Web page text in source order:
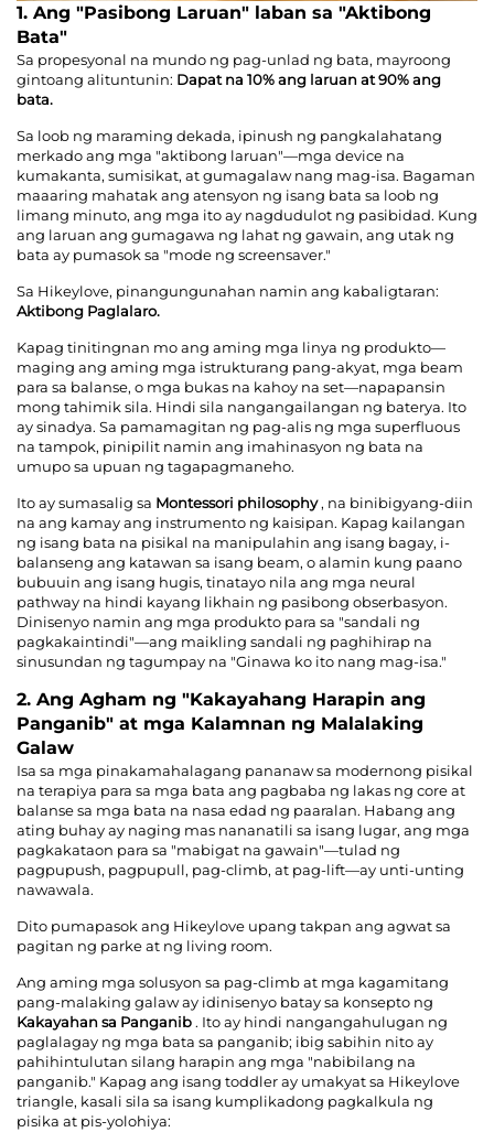
1. Ang "Pasibong Laruan" laban sa "Aktibong
Bata"
Sa propesyonal na mundo ng pag-unlad ng bata, mayroong
gintoang alituntunin: Dapat na 10% ang laruan at 90% ang
bata.
Sa loob ng maraming dekada, ipinush ng pangkalahatang
merkado ang mga "aktibong laruan"—mga device na
kumakanta, sumisikat, at gumagalaw nang mag-isa. Bagaman
maaaring mahatak ang atensyon ng isang bata sa loob ng
limang minuto, ang mga ito ay nagdudulot ng pasibidad. Kung
ang laruan ang gumagawa ng lahat ng gawain, ang utak ng
bata ay pumasok sa "mode ng screensaver."
Sa Hikeylove, pinangungunahan namin ang kabaligtaran:
Aktibong Paglalaro.
Kapag tinitingnan mo ang aming mga linya ng produkto—
maging ang aming mga istrukturang pang-akyat, mga beam
para sa balanse, o mga bukas na kahoy na set—napapansin
mong tahimik sila. Hindi sila nangangailangan ng baterya. Ito
ay sinadya. Sa pamamagitan ng pag-alis ng mga superfluous
na tampok, pinipilit namin ang imahinasyon ng bata na
umupo sa upuan ng tagapagmaneho.
Ito ay sumasalig sa Montessori philosophy, na binibigyang-diin
na ang kamay ang instrumento ng kaisipan. Kapag kailangan
ng isang bata na pisikal na manipulahin ang isang bagay, i-
balanseng ang katawan sa isang beam, o alamin kung paano
bubuuin ang isang hugis, tinatayo nila ang mga neural
pathway na hindi kayang likhain ng pasibong obserbasyon.
Dinisenyo namin ang mga produkto para sa "sandali ng
pagkakaintindi"—ang maikling sandali ng paghihirap na
sinusundan ng tagumpay na "Ginawa ko ito nang mag-isa."
2. Ang Agham ng "Kakayahang Harapin ang
Panganib" at mga Kalamnan ng Malalaking
Galaw
Isa sa mga pinakamahalagang pananaw sa modernong pisikal
na terapiya para sa mga bata ang pagbaba ng lakas ng core at
balanse sa mga bata na nasa edad ng paaralan. Habang ang
ating buhay ay naging mas nananatili sa isang lugar, ang mga
pagkakataon para sa "mabigat na gawain"—tulad ng
pagpupush, pagpupull, pag-climb, at pag-lift—ay unti-unting
nawawala.
Dito pumapasok ang Hikeylove upang takpan ang agwat sa
pagitan ng parke at ng living room.
Ang aming mga solusyon sa pag-climb at mga kagamitang
pang-malaking galaw ay idinisenyo batay sa konsepto ng
Kakayahan sa Panganib . Ito ay hindi nangangahulugan ng
paglalagay ng mga bata sa panganib; ibig sabihin nito ay
pahihintulutan silang harapin ang mga "nabibilang na
panganib." Kapag ang isang toddler ay umakyat sa Hikeylove
triangle, kasali sila sa isang kumplikadong pagkalkula ng
pisika at pis-yolohiya: